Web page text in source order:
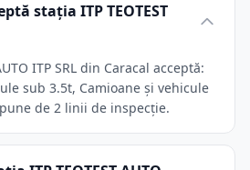
stația ITP TEOTEST
ITP SRL din Caracal acceptă:
sub 3.5t, Camioane și vehicule
de 2 linii de inspecție.